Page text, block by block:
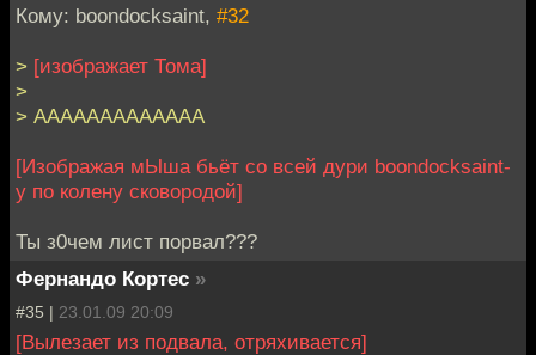
Кому: boondocksaint, #32
> [изображает Тома]
>
> ААААААААААААА
[Изображая мЫша бьёт со всей дури boondocksaint-
у по колену сковородой]
Ты з0чем лист порвал???
Фернандо Кортес »
#35 | 23.01.09 20:09
[Вылезает из подвала, отряхивается]